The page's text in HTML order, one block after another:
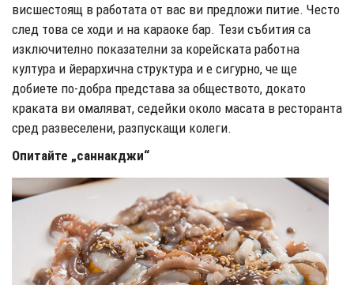
висшестоящ в работата от вас ви предложи питие. Често
след това се ходи и на караоке бар. Тези събития са
изключително показателни за корейската работна
култура и йерархична структура и е сигурно, че ще
добиете по-добра представа за обществото, докато
краката ви омаляват, седейки около масата в ресторанта
сред развеселени, разпускащи колеги.
Опитайте „саннакджи“